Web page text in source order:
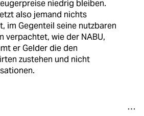
niedrig bleiben.
also jemand nichts
im Gegenteil seine nutzbaren
verpachtet, wie der NABU,
er Gelder die den
zustehen und nicht